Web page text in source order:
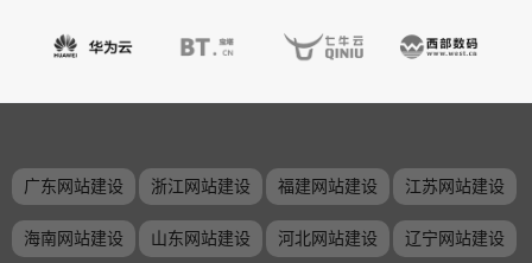
广东网站建设 浙江网站建设 福建网站建设 江苏网站建设
海南网站建设 山东网站建设 河北网站建设 辽宁网站建设